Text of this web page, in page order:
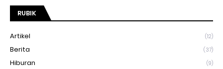
RUBIK
Artikel (12)
Berita (37)
Hiburan (9)